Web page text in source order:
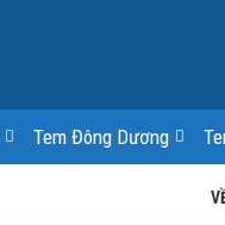
Tem Đông Dương